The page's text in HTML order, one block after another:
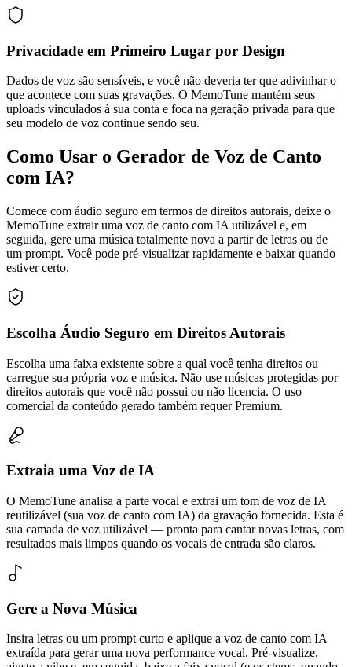
Privacidade em Primeiro Lugar por Design
Dados de voz são sensíveis, e você não deveria ter que adivinhar o
que acontece com suas gravações. O MemoTune mantém seus
uploads vinculados à sua conta e foca na geração privada para que
seu modelo de voz continue sendo seu.
Como Usar o Gerador de Voz de Canto
com IA?
Comece com áudio seguro em termos de direitos autorais, deixe o
MemoTune extrair uma voz de canto com IA utilizável e, em
seguida, gere uma música totalmente nova a partir de letras ou de
um prompt. Você pode pré-visualizar rapidamente e baixar quando
estiver certo.
Escolha Áudio Seguro em Direitos Autorais
Escolha uma faixa existente sobre a qual você tenha direitos ou
carregue sua própria voz e música. Não use músicas protegidas por
direitos autorais que você não possui ou não licencia. O uso
comercial da conteúdo gerado também requer Premium.
Extraia uma Voz de IA
O MemoTune analisa a parte vocal e extrai um tom de voz de IA
reutilizável (sua voz de canto com IA) da gravação fornecida. Esta é
sua camada de voz utilizável — pronta para cantar novas letras, com
resultados mais limpos quando os vocais de entrada são claros.
Gere a Nova Música
Insira letras ou um prompt curto e aplique a voz de canto com IA
extraída para gerar uma nova performance vocal. Pré-visualize,